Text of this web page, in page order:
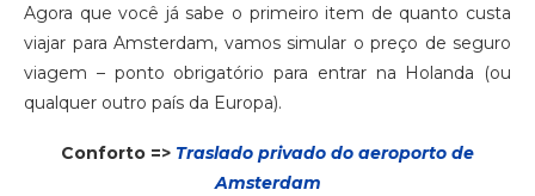
Agora que você já sabe o primeiro item de quanto custa
viajar para Amsterdam, vamos simular o preço de seguro
viagem – ponto obrigatório para entrar na Holanda (ou
qualquer outro país da Europa).
Conforto => Traslado privado do aeroporto de
Amsterdam